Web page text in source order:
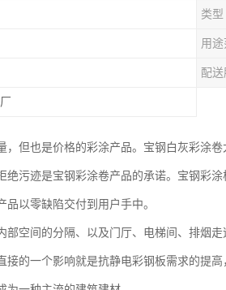
类型
用途
配送
，但也是价格的彩涂产品。宝钢白灰彩涂
绝污迹是宝钢彩涂卷产品的承诺。宝钢彩
以零缺陷交付到用户手中。
部空间的分隔、以及门厅、电梯间、排烟走
接的一个影响就是抗静电彩钢板需求的提